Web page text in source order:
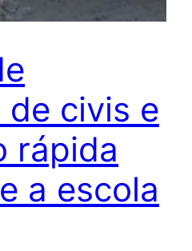
civis e
rápida
a escola